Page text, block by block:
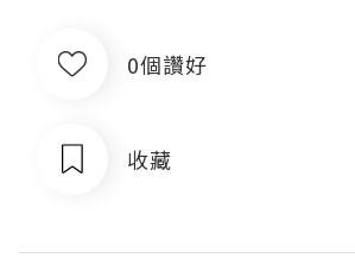
0個讚好
收藏